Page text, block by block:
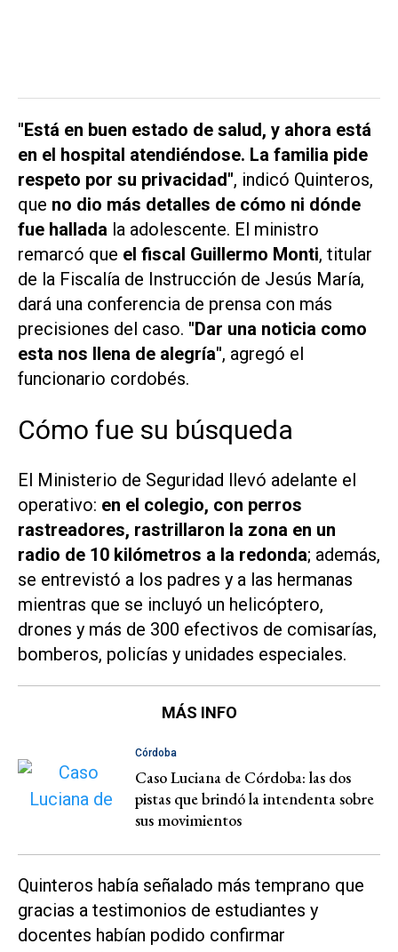
"Está en buen estado de salud, y ahora está
en el hospital atendiéndose. La familia pide
respeto por su privacidad", indicó Quinteros,
que no dio más detalles de cómo ni dónde
fue hallada la adolescente. El ministro
remarcó que el fiscal Guillermo Monti, titular
de la Fiscalía de Instrucción de Jesús María,
dará una conferencia de prensa con más
precisiones del caso. "Dar una noticia como
esta nos llena de alegría", agregó el
funcionario cordobés.
Cómo fue su búsqueda
El Ministerio de Seguridad llevó adelante el
operativo: en el colegio, con perros
rastreadores, rastrillaron la zona en un
radio de 10 kilómetros a la redonda; además,
se entrevistó a los padres y a las hermanas
mientras que se incluyó un helicóptero,
drones y más de 300 efectivos de comisarías,
bomberos, policías y unidades especiales.
MÁS INFO
Córdoba
Caso Luciana de Córdoba: las dos
pistas que brindó la intendenta sobre
sus movimientos
Quinteros había señalado más temprano que
gracias a testimonios de estudiantes y
docentes habían podido confirmar